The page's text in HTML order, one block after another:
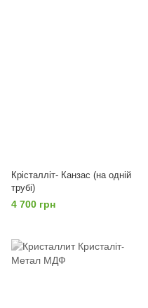
Крісталліт- Канзас (на одній
трубі)
4 700 грн